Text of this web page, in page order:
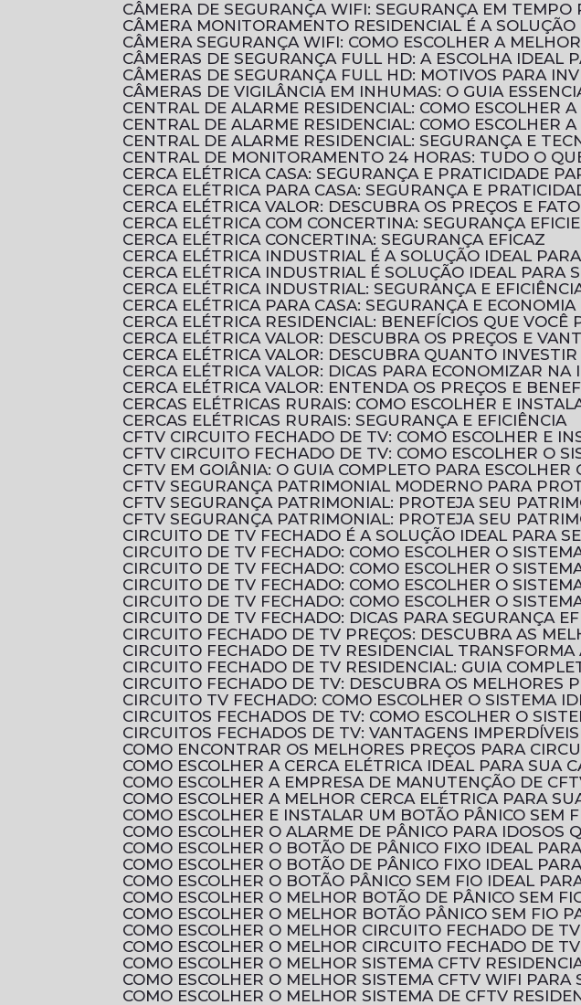
CÂMERA DE SEGURANÇA WIFI: SEGURANÇA EM TEMPO
CÂMERA MONITORAMENTO RESIDENCIAL É A
CÂMERA SEGURANÇA WIFI: COMO ESCOLHER A
CÂMERAS DE SEGURANÇA FULL HD: A ESCOLHA IDEAL
CÂMERAS DE SEGURANÇA FULL HD: MOTIVOS PARA
CÂMERAS DE VIGILÂNCIA EM INHUMAS: O GUIA
CENTRAL DE ALARME RESIDENCIAL: COMO ESCOLHER
CENTRAL DE ALARME RESIDENCIAL: COMO ESCOLHER
CENTRAL DE ALARME RESIDENCIAL: SEGURANÇA E
CENTRAL DE MONITORAMENTO 24 HORAS: TUDO O
CERCA ELÉTRICA CASA: SEGURANÇA E PRATICIDADE
CERCA ELÉTRICA PARA CASA: SEGURANÇA E
CERCA ELÉTRICA VALOR: DESCUBRA OS PREÇOS E
CERCA ELÉTRICA COM CONCERTINA: SEGURANÇA
CERCA ELÉTRICA CONCERTINA: SEGURANÇA EFICAZ
CERCA ELÉTRICA INDUSTRIAL É A SOLUÇÃO IDEAL
CERCA ELÉTRICA INDUSTRIAL É SOLUÇÃO IDEAL
CERCA ELÉTRICA INDUSTRIAL: SEGURANÇA E
CERCA ELÉTRICA PARA CASA: SEGURANÇA E ECONOMIA
CERCA ELÉTRICA RESIDENCIAL: BENEFÍCIOS QUE VOCÊ
CERCA ELÉTRICA VALOR: DESCUBRA OS PREÇOS E
CERCA ELÉTRICA VALOR: DESCUBRA QUANTO
CERCA ELÉTRICA VALOR: DICAS PARA ECONOMIZAR NA
CERCA ELÉTRICA VALOR: ENTENDA OS PREÇOS E
CERCAS ELÉTRICAS RURAIS: COMO ESCOLHER E
CERCAS ELÉTRICAS RURAIS: SEGURANÇA E EFICIÊNCIA
CFTV CIRCUITO FECHADO DE TV: COMO ESCOLHER E
CFTV CIRCUITO FECHADO DE TV: COMO ESCOLHER O
CFTV EM GOIÂNIA: O GUIA COMPLETO PARA
CFTV SEGURANÇA PATRIMONIAL MODERNO PARA
CFTV SEGURANÇA PATRIMONIAL: PROTEJA SEU
CFTV SEGURANÇA PATRIMONIAL: PROTEJA SEU
CIRCUITO DE TV FECHADO É A SOLUÇÃO IDEAL PARA
CIRCUITO DE TV FECHADO: COMO ESCOLHER O
CIRCUITO DE TV FECHADO: COMO ESCOLHER O
CIRCUITO DE TV FECHADO: COMO ESCOLHER O
CIRCUITO DE TV FECHADO: COMO ESCOLHER O
CIRCUITO DE TV FECHADO: DICAS PARA SEGURANÇA
CIRCUITO FECHADO DE TV PREÇOS: DESCUBRA AS
CIRCUITO FECHADO DE TV RESIDENCIAL
CIRCUITO FECHADO DE TV RESIDENCIAL: GUIA
CIRCUITO FECHADO DE TV: DESCUBRA OS MELHORES
CIRCUITO TV FECHADO: COMO ESCOLHER O SISTEMA
CIRCUITOS FECHADOS DE TV: COMO ESCOLHER O
CIRCUITOS FECHADOS DE TV: VANTAGENS IMPERDÍVEIS
COMO ENCONTRAR OS MELHORES PREÇOS PARA
COMO ESCOLHER A CERCA ELÉTRICA IDEAL PARA SUA
COMO ESCOLHER A EMPRESA DE MANUTENÇÃO DE
COMO ESCOLHER A MELHOR CERCA ELÉTRICA PARA
COMO ESCOLHER E INSTALAR UM BOTÃO PÂNICO SEM
COMO ESCOLHER O ALARME DE PÂNICO PARA IDOSOS
COMO ESCOLHER O BOTÃO DE PÂNICO FIXO IDEAL
COMO ESCOLHER O BOTÃO DE PÂNICO FIXO IDEAL
COMO ESCOLHER O BOTÃO PÂNICO SEM FIO IDEAL
COMO ESCOLHER O MELHOR BOTÃO DE PÂNICO SEM
COMO ESCOLHER O MELHOR BOTÃO PÂNICO SEM FIO
COMO ESCOLHER O MELHOR CIRCUITO FECHADO DE
COMO ESCOLHER O MELHOR CIRCUITO FECHADO DE
COMO ESCOLHER O MELHOR SISTEMA CFTV
COMO ESCOLHER O MELHOR SISTEMA CFTV WIFI PARA
COMO ESCOLHER O MELHOR SISTEMA DE CFTV